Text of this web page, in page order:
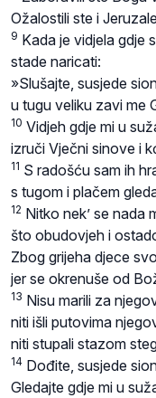
Ožalostili ste i
9 Kada je vidjela gdje
stade naricati:
»Slušajte, susjede
u tugu veliku zavi me
10 Vidjeh gdje mi u
izruči Vječni sinove i
11 S radošću sam ih
s tugom i plačem
12 Nitko nek’ se nada
što obudovjeh i
Zbog grijeha djece
jer se okrenuše od
13 Nisu marili za
niti išli putovima
niti stupali stazom
14 Dođite, susjede
Gledajte gdje mi u